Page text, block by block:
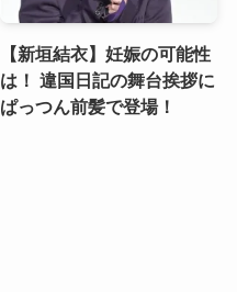
【新垣結衣】妊娠の可能性
は！ 違国日記の舞台挨拶に
ぱっつん前髪で登場！